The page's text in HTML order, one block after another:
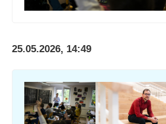
25.05.2026, 14:49